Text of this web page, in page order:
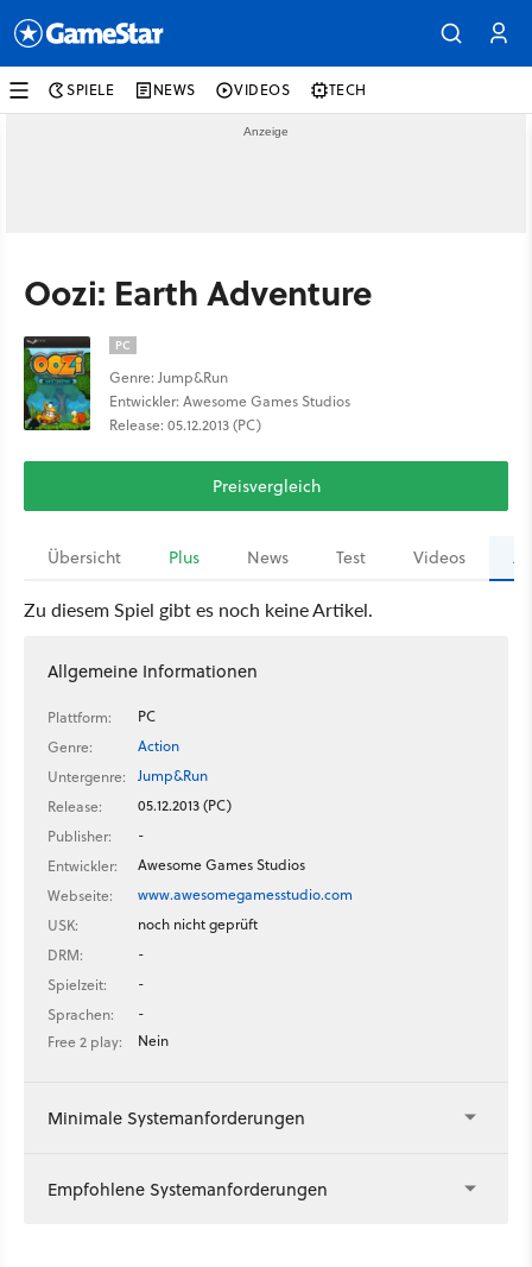
SPIELE NEWS VIDEOS TECH
Oozi: Earth Adventure
PC
Genre: Jump&Run
Entwickler: Awesome Games Studios
Release: 05.12.2013 (PC)
Preisvergleich
Übersicht Plus News Test Videos
Zu diesem Spiel gibt es noch keine Artikel.
Allgemeine Informationen
Plattform:
PC
Genre:
Action
Untergenre:
Jump&Run
Release:
05.12.2013 (PC)
Publisher:
-
Entwickler:
Awesome Games Studios
Webseite:
www.awesomegamesstudio.com
USK:
noch nicht geprüft
DRM:
-
Spielzeit:
-
Sprachen:
-
Free 2 play:
Nein
Minimale Systemanforderungen
Empfohlene Systemanforderungen